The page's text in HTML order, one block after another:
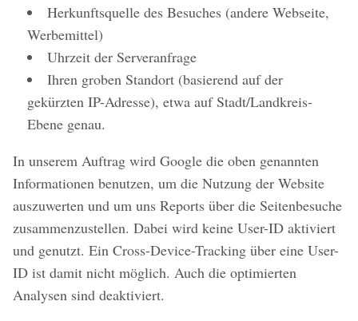
Herkunftsquelle des Besuches (andere Webseite,
Werbemittel)
Uhrzeit der Serveranfrage
Ihren groben Standort (basierend auf der
gekürzten IP-Adresse), etwa auf Stadt/Landkreis-
Ebene genau.
In unserem Auftrag wird Google die oben genannten
Informationen benutzen, um die Nutzung der Website
auszuwerten und um uns Reports über die Seitenbesuche
zusammenzustellen. Dabei wird keine User-ID aktiviert
und genutzt. Ein Cross-Device-Tracking über eine User-
ID ist damit nicht möglich. Auch die optimierten
Analysen sind deaktiviert.